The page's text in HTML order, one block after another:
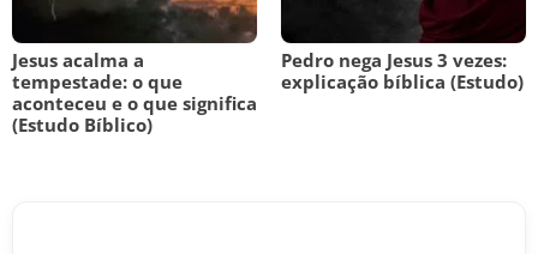
Jesus acalma a
tempestade: o que
aconteceu e o que significa
(Estudo Bíblico)
Pedro nega Jesus 3 vezes:
explicação bíblica (Estudo)